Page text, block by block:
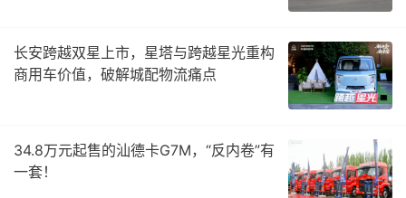
长安跨越双星上市，星塔与跨越星光重构
商用车价值，破解城配物流痛点
34.8万元起售的汕德卡G7M，“反内卷”有
一套！